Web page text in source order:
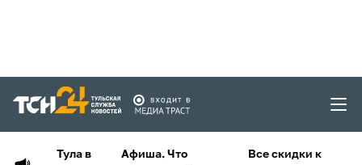
Тула в
Афиша. Что
Все скидки к